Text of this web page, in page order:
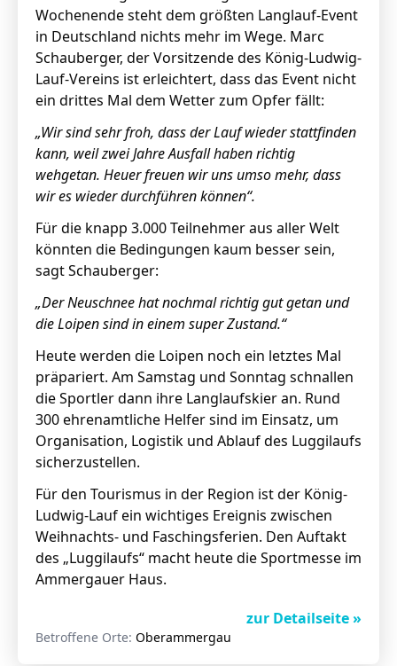
Wochenende steht dem größten Langlauf-Event
in Deutschland nichts mehr im Wege. Marc
Schauberger, der Vorsitzende des König-Ludwig-
Lauf-Vereins ist erleichtert, dass das Event nicht
ein drittes Mal dem Wetter zum Opfer fällt:
„Wir sind sehr froh, dass der Lauf wieder stattfinden
kann, weil zwei Jahre Ausfall haben richtig
wehgetan. Heuer freuen wir uns umso mehr, dass
wir es wieder durchführen können“.
Für die knapp 3.000 Teilnehmer aus aller Welt
könnten die Bedingungen kaum besser sein,
sagt Schauberger:
„Der Neuschnee hat nochmal richtig gut getan und
die Loipen sind in einem super Zustand.“
Heute werden die Loipen noch ein letztes Mal
präpariert. Am Samstag und Sonntag schnallen
die Sportler dann ihre Langlaufskier an. Rund
300 ehrenamtliche Helfer sind im Einsatz, um
Organisation, Logistik und Ablauf des Luggilaufs
sicherzustellen.
Für den Tourismus in der Region ist der König-
Ludwig-Lauf ein wichtiges Ereignis zwischen
Weihnachts- und Faschingsferien. Den Auftakt
des „Luggilaufs“ macht heute die Sportmesse im
Ammergauer Haus.
zur Detailseite »
Betroffene Orte: Oberammergau